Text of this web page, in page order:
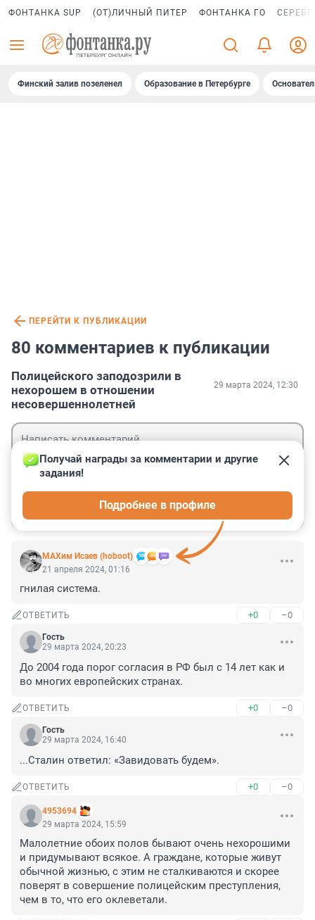
ФОНТАНКА SUP (ОТ)ЛИЧНЫЙ ПИТЕР ФОНТАНКА ГО
Финский залив позеленел Образование в Петербурге
ПЕРЕЙТИ К ПУБЛИКАЦИИ
80 комментариев к публикации
Полицейского заподозрили в
нехорошем в отношении
несовершеннолетней
29 марта 2024, 12:30
МАХим Исаев (hoboot)
Получай награды за комментарии и другие
задания!
Подробнее в профиле
21 апреля 2024, 01:16
гнилая система.
ОТВЕТИТЬ +0 –0
Гость
29 марта 2024, 20:23
До 2004 года порог согласия в РФ был с 14 лет как и
во многих европейских странах.
ОТВЕТИТЬ +0 –0
Гость
29 марта 2024, 16:40
...Сталин ответил: «Завидовать будем».
ОТВЕТИТЬ +0 –0
4953694
29 марта 2024, 15:59
Малолетние обоих полов бывают очень нехорошими
и придумывают всякое. А граждане, которые живут
обычной жизнью, с этим не сталкиваются и скорее
поверят в совершение полицейским преступления,
чем в то, что его оклеветали.